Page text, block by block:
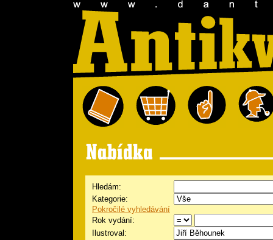
Hledám:
Kategorie:
Pokročilé vyhledávání
Rok vydání:
Ilustroval: